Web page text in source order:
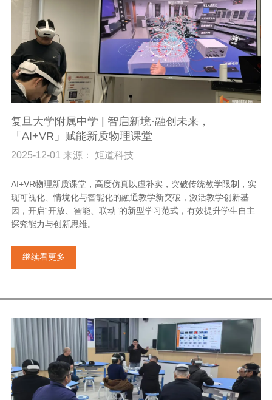
复旦大学附属中学 | 智启新境·融创未来，
「AI+VR」赋能新质物理课堂
2025-12-01 来源： 矩道科技
AI+VR物理新质课堂，高度仿真以虚补实，突破传统教学限制，实
现可视化、情境化与智能化的融通教学新突破，激活教学创新基
因，开启“开放、智能、联动”的新型学习范式，有效提升学生自主
探究能力与创新思维。
继续看更多